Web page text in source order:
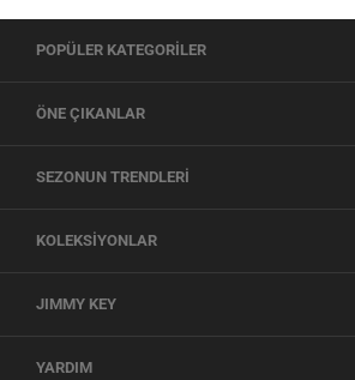
POPÜLER KATEGORİLER
ÖNE ÇIKANLAR
SEZONUN TRENDLERİ
KOLEKSİYONLAR
JIMMY KEY
YARDIM